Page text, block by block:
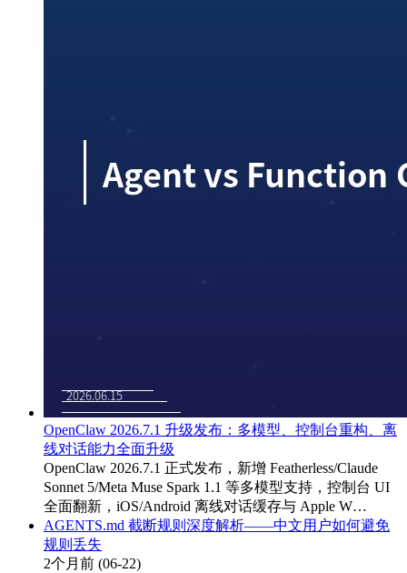
OpenClaw 2026.7.1 升级发布：多模型、控制台重构、离
线对话能力全面升级
OpenClaw 2026.7.1 正式发布，新增 Featherless/Claude
Sonnet 5/Meta Muse Spark 1.1 等多模型支持，控制台 UI
全面翻新，iOS/Android 离线对话缓存与 Apple W…
AGENTS.md 截断规则深度解析——中文用户如何避免
规则丢失
2个月前 (06-22)